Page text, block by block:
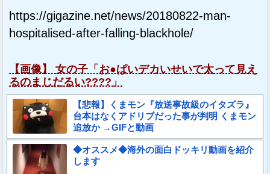
https://gigazine.net/news/20180822-man-
hospitalised-after-falling-blackhole/
【画像】 女の子「お●ぱいデカいせいで太って見え
るのまじだるい????」
【悲報】くまモン『放送事故級のイタズラ』
台本はなくアドリブだった事が判明 くまモン
追放か →GIFと動画
◆オススメ◆海外の面白ドッキリ動画を紹介
します